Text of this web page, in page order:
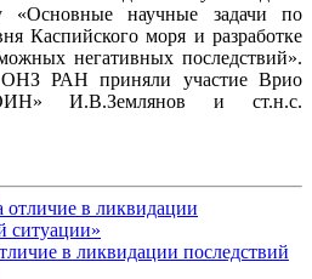
научные задачи по
Каспийского моря и разработке
негативных последствий».
РАН приняли участие Врио
И.В.Землянов и ст.н.с.
в ликвидации последствий